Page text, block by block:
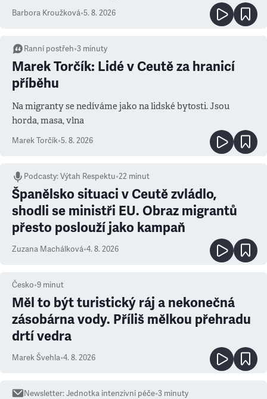
Barbora Kroužková•5. 8. 2026
Ranní postřeh•3 minuty
Marek Torčík: Lidé v Ceutě za hranicí
příběhu
Na migranty se nedíváme jako na lidské bytosti. Jsou
horda, masa, vlna
Marek Torčík•5. 8. 2026
Podcasty:Výtah Respektu•22 minut
Španělsko situaci v Ceutě zvládlo,
shodli se ministři EU. Obraz migrantů
přesto poslouží jako kampaň
Zuzana Machálková•4. 8. 2026
Česko•9 minut
Měl to být turistický ráj a nekonečná
zásobárna vody. Příliš mělkou přehradu
drtí vedra
Marek Švehla•4. 8. 2026
Newsletter:Jednotka intenzivní péče•3 minuty